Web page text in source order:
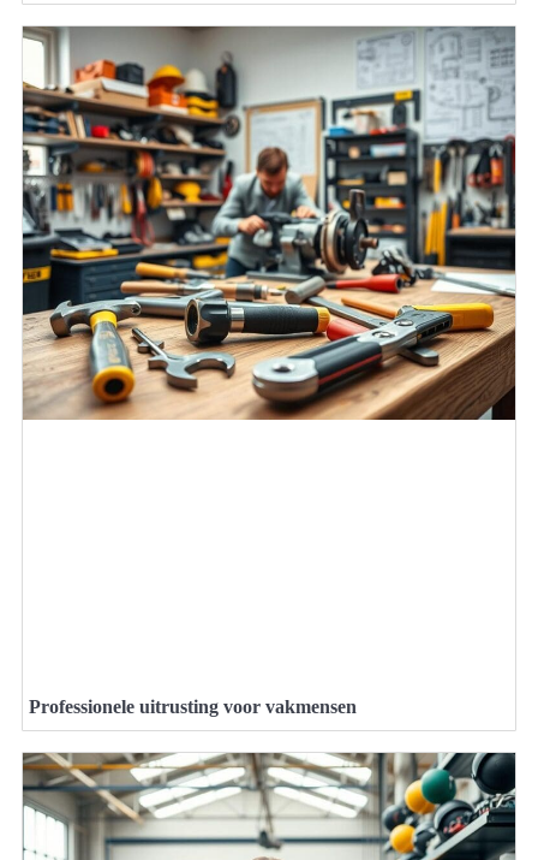
Professionele uitrusting voor vakmensen